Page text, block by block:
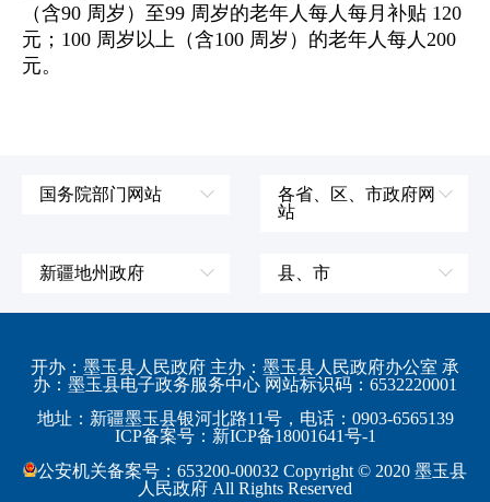
（含90 周岁）至99 周岁的老年人每人每月补贴 120
元；100 周岁以上（含100 周岁）的老年人每人200
元。
国务院部门网站
国防部
教育部
工业和信息化部
监察部
民政部
各省、区、市政府网
站
江苏省
浙江省
安徽省
福建省
新疆地州政府
伊犁哈萨克自治州
阿勒泰地区
博尔塔拉蒙古自治州
吐鲁番地区
县、市
皮山县
策勒县
民丰县
和田市
开办：墨玉县人民政府 主办：墨玉县人民政府办公室 承
办：墨玉县电子政务服务中心 网站标识码：6532220001
地址：新疆墨玉县银河北路11号，电话：0903-6565139
ICP备案号：新ICP备18001641号-1
公安机关备案号：653200-00032 Copyright © 2020 墨玉县
人民政府 All Rights Reserved